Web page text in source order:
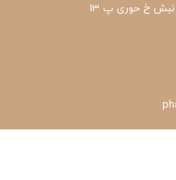
خ حوری پ 13